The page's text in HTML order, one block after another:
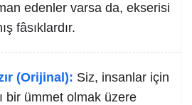
edenler varsa da, ekserisi
fâsıklardır.
(Orijinal): Siz, insanlar için
bir ümmet olmak üzere